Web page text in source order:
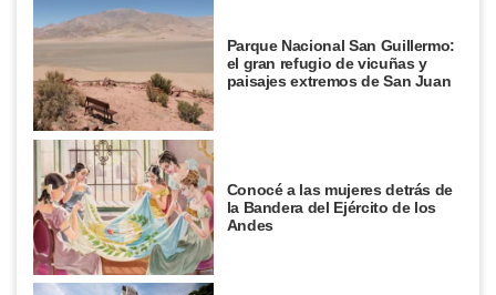
Parque Nacional San Guillermo:
el gran refugio de vicuñas y
paisajes extremos de San Juan
Conocé a las mujeres detrás de
la Bandera del Ejército de los
Andes